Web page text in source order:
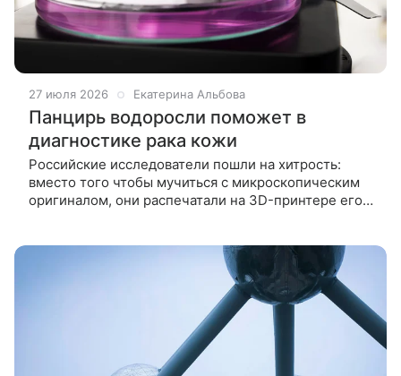
27 июля 2026 Екатерина Альбова
Панцирь водоросли поможет в
диагностике рака кожи
Российские исследователи пошли на хитрость:
вместо того чтобы мучиться с микроскопическим
оригиналом, они распечатали на 3D-принтере его